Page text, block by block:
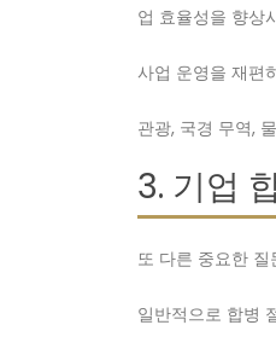
업 효율성을 향상
사업 운영을 재편
관광, 국경 무역,
3. 기업
또 다른 중요한
일반적으로 합병